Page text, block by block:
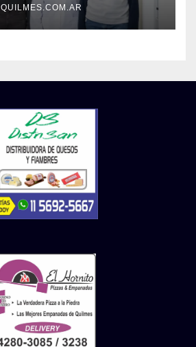
cerebral y las